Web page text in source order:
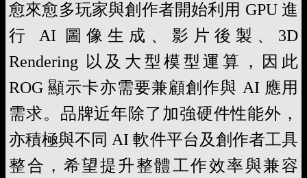
愈來愈多玩家與創作者開始利用 GPU 進
行 AI 圖像生成、影片後製、3D
Rendering 以及大型模型運算，因此
ROG 顯示卡亦需要兼顧創作與 AI 應用
需求。品牌近年除了加強硬件性能外，
亦積極與不同 AI 軟件平台及創作者工具
整合，希望提升整體工作效率與兼容